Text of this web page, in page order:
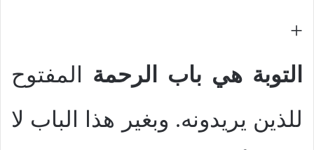
+
التوبة هي باب الرحمة المفتوح
للذين يريدونه. وبغير هذا الباب لا